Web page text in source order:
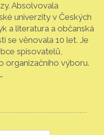
Absolvovala
univerzity v Českých
a literatura a občanská
se věnovala 10 let. Je
spisovatelů,
organizačního výboru.